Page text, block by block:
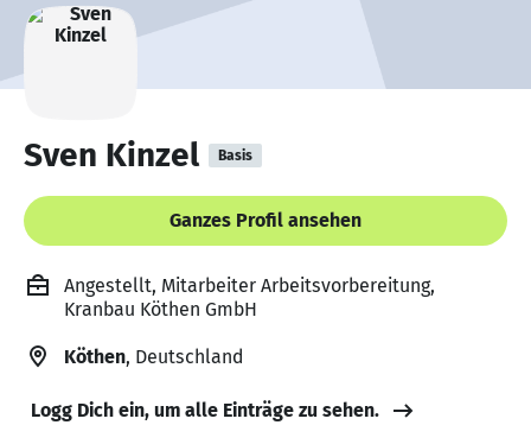
Sven Kinzel Basis
Ganzes Profil ansehen
Angestellt, Mitarbeiter Arbeitsvorbereitung,
Kranbau Köthen GmbH
Köthen, Deutschland
Logg Dich ein, um alle Einträge zu sehen.